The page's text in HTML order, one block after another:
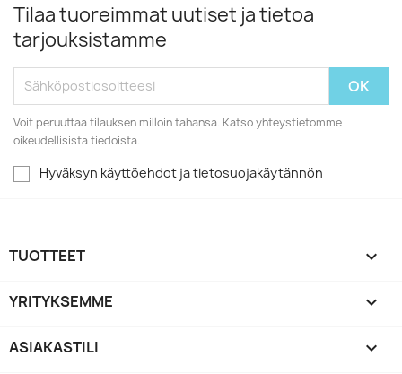
Tilaa tuoreimmat uutiset ja tietoa
tarjouksistamme
Voit peruuttaa tilauksen milloin tahansa. Katso yhteystietomme
oikeudellisista tiedoista.
Hyväksyn käyttöehdot ja tietosuojakäytännön
TUOTTEET 
YRITYKSEMME 
ASIAKASTILI 